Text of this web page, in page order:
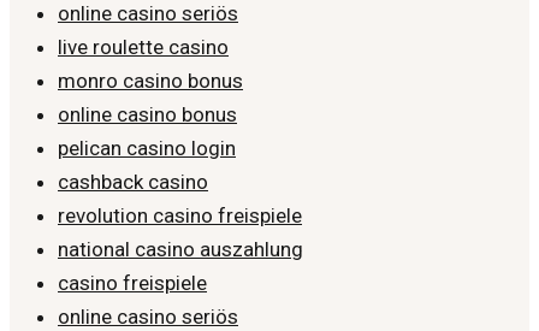
online casino seriös
live roulette casino
monro casino bonus
online casino bonus
pelican casino login
cashback casino
revolution casino freispiele
national casino auszahlung
casino freispiele
online casino seriös